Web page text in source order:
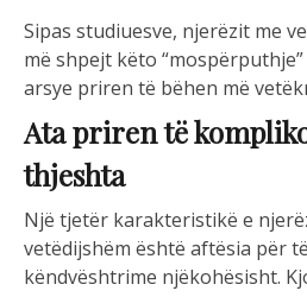
Sipas studiuesve, njerëzit me
më shpejt këto
arsye priren të bëhen më
Ata priren të
thjeshta
Një tjetër karakteristikë e
vetëdijshëm është aftësia për
këndvështrime njëkohësisht.